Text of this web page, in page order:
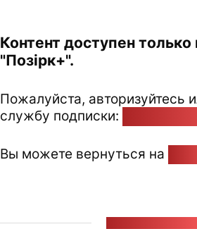
Контент доступен
"Позірк+".
Пожалуйста, авторизуйтесь
службу подписки:
Вы можете вернуться на